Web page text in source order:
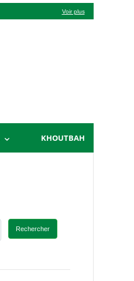
Voir plus
KHOUTBAH
Rechercher